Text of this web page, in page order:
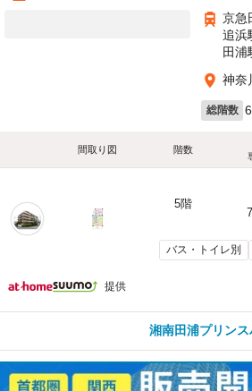
京急
追浜
田浦
神奈
総階数
間取り図 階数
5階
バス・トイレ別
提供
湘南田浦プリン